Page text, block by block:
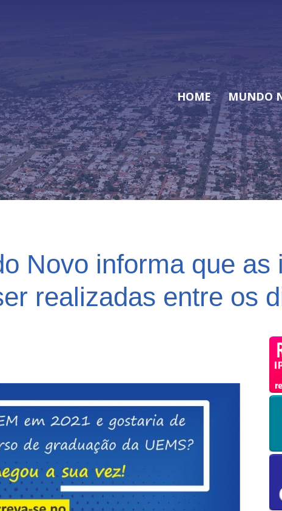
HOME MUNDO
Novo informa que as
realizadas entre os